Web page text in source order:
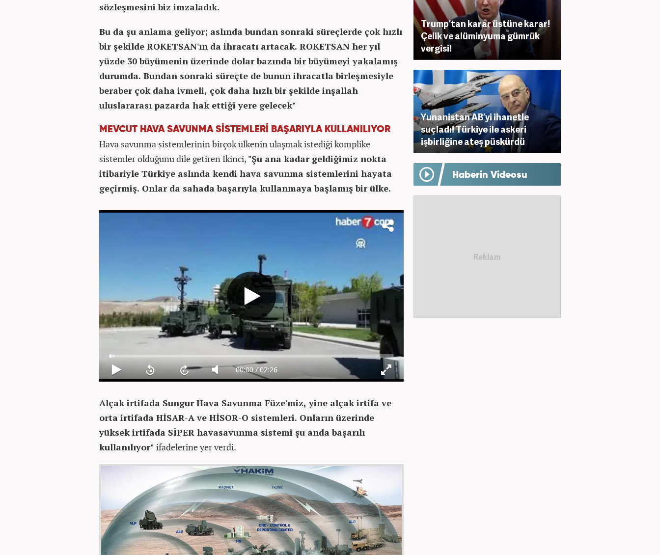
sözleşmesini biz imzaladık.
Bu da şu anlama geliyor; aslında bundan sonraki süreçlerde çok hızlı
bir şekilde ROKETSAN'ın da ihracatı artacak. ROKETSAN her yıl
yüzde 30 büyümenin üzerinde dolar bazında bir büyümeyi yakalamış
durumda. Bundan sonraki süreçte de bunun ihracatla birleşmesiyle
beraber çok daha ivmeli, çok daha hızlı bir şekilde inşallah
uluslararası pazarda hak ettiği yere gelecek"
MEVCUT HAVA SAVUNMA SİSTEMLERİ BAŞARIYLA KULLANILIYOR
Hava savunma sistemlerinin birçok ülkenin ulaşmak istediği komplike
sistemler olduğunu dile getiren İkinci, "Şu ana kadar geldiğimiz nokta
itibariyle Türkiye aslında kendi hava savunma sistemlerini hayata
geçirmiş. Onlar da sahada başarıyla kullanmaya başlamış bir ülke.
Alçak irtifada Sungur Hava Savunma Füze'miz, yine alçak irtifa ve
orta irtifada HİSAR-A ve HİSOR-O sistemleri. Onların üzerinde
yüksek irtifada SİPER havasavunma sistemi şu anda başarılı
kullanılıyor" ifadelerine yer verdi.
Trump’tan karar üstüne karar!
Çelik ve alüminyuma gümrük
vergisi!
Yunanistan AB’yi ihanetle
suçladı! Türkiye ile askeri
işbirliğine ateş püskürdü
Haberin Videosu